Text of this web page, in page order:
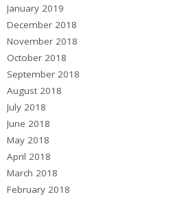
January 2019
December 2018
November 2018
October 2018
September 2018
August 2018
July 2018
June 2018
May 2018
April 2018
March 2018
February 2018